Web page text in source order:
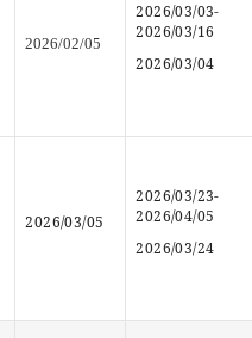
2026/02/05
2026/03/03-
2026/03/16
2026/03/04
2026/03/05
2026/03/23-
2026/04/05
2026/03/24